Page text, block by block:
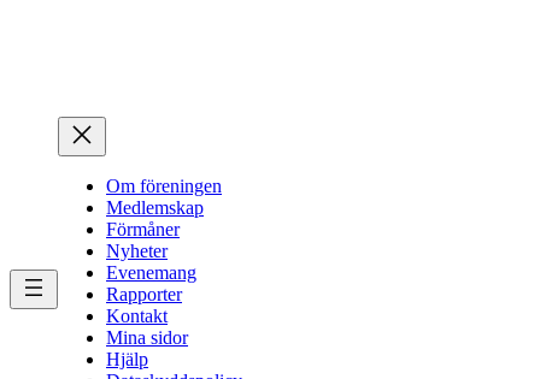
Om föreningen
Medlemskap
Förmåner
Nyheter
Evenemang
Rapporter
Kontakt
Mina sidor
Hjälp